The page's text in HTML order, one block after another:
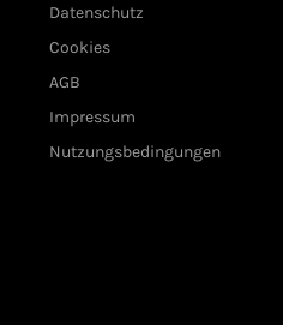
Datenschutz
Cookies
AGB
Impressum
Nutzungsbedingungen